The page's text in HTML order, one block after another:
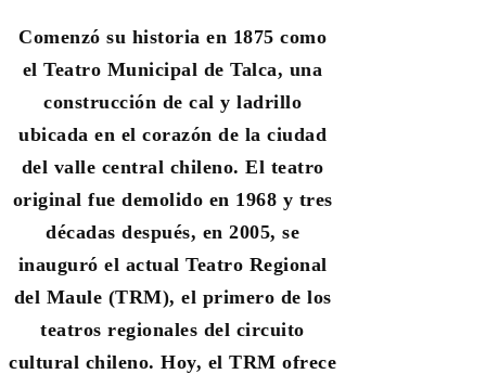
Comenzó su historia en 1875 como
el Teatro Municipal de Talca, una
construcción de cal y ladrillo
ubicada en el corazón de la ciudad
del valle central chileno. El teatro
original fue demolido en 1968 y tres
décadas después, en 2005, se
inauguró el actual Teatro Regional
del Maule (TRM), el primero de los
teatros regionales del circuito
cultural chileno. Hoy, el TRM ofrece